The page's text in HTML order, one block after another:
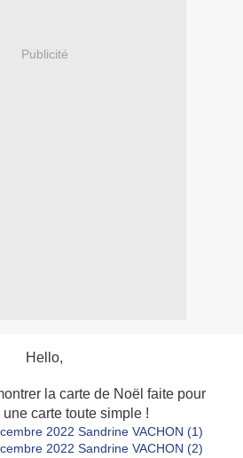
Publicité
Hello,
la carte de Noël faite pour
carte toute simple !